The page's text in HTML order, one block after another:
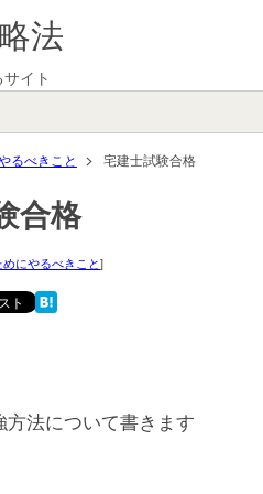
法
イト
るべきこと 宅建士試験合格
合格
にやるべきこと]
方法について書きます